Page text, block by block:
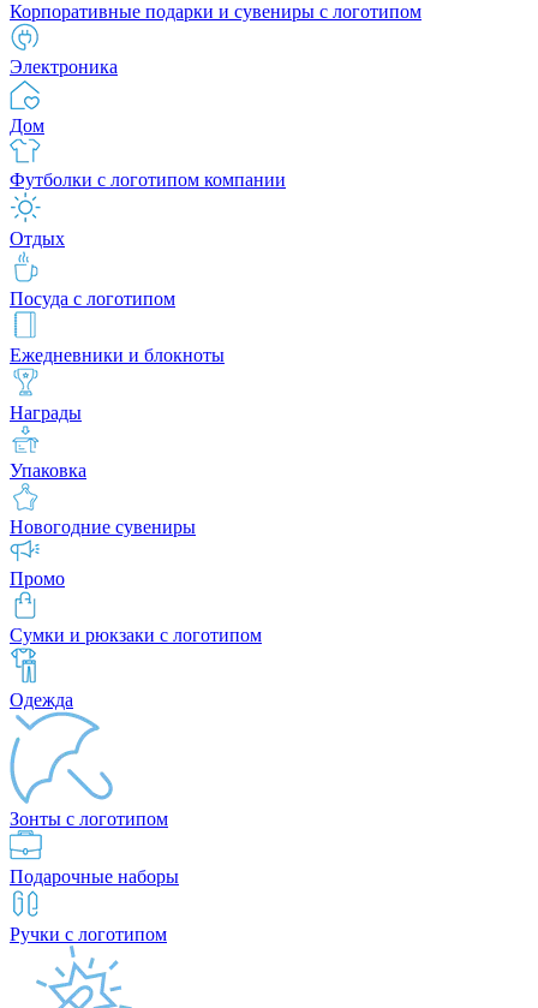
Корпоративные подарки и сувениры с логотипом
Электроника
Дом
Футболки с логотипом компании
Отдых
Посуда с логотипом
Ежедневники и блокноты
Награды
Упаковка
Новогодние сувениры
Промо
Сумки и рюкзаки с логотипом
Одежда
Зонты с логотипом
Подарочные наборы
Ручки с логотипом